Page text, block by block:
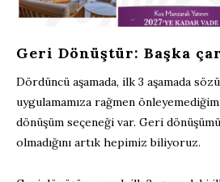
Geri Dönüştür: Başka
Dördüncü aşamada, ilk 3 aşamada
uygulamamıza rağmen
dönüşüm seçeneği var. Geri
olmadığını artık hepimiz biliyoruz.